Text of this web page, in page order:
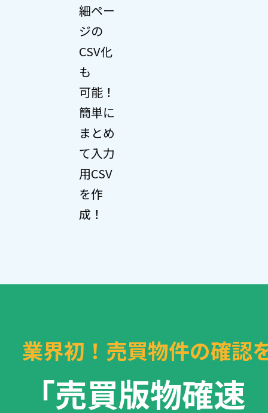
細ペー
ジの
CSV化
も
可能！
簡単に
まとめ
て入力
用CSV
を作
成！
業界初！売買物件の確認
「売買版物確速